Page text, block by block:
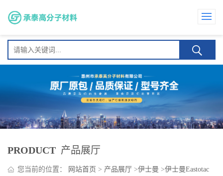
PRODUCT 产品展厅
您当前的位置： 网站首页 > 产品展厅 >伊士曼 >伊士曼Eastotac